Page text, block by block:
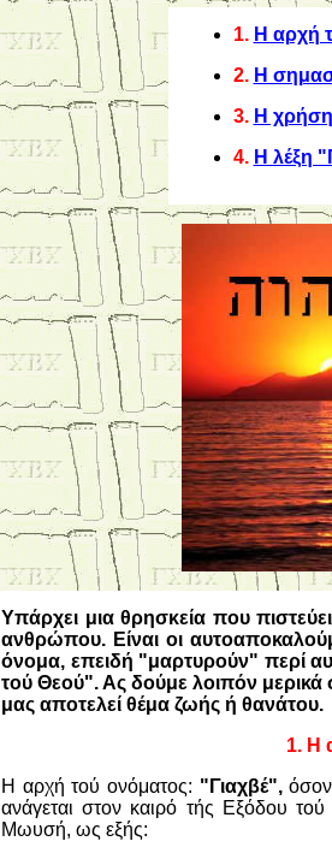
1. Η αρχή
2. H
3. H
4. H λέξη
Υπάρχει μια θρησκεία που
ανθρώπου. Είναι οι
όνομα, επειδή "μαρτυρούν" περί
τού Θεού". Ας δούμε λοιπόν μερικά
μας αποτελεί θέμα ζωής ή θανάτου.
1. Η
Η αρχή τού ονόματος: "Γιαχβέ",όσον
ανάγεται στον καιρό τής Εξόδου
Μωυσή, ως εξής: